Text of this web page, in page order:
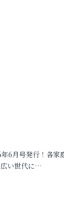
6月号発行！各家
い世代に…